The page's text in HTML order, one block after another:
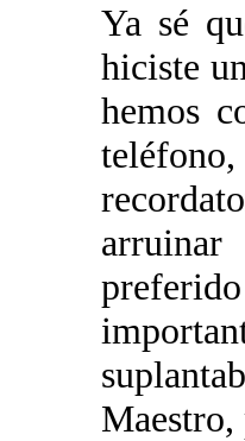
Ya sé
hiciste
hemos
teléfono,
Maestro,